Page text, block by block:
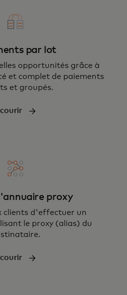
par lot
opportunités grâce à
et complet de paiements
et groupés.
proxy
clients d'effectuer un
le proxy (alias) du